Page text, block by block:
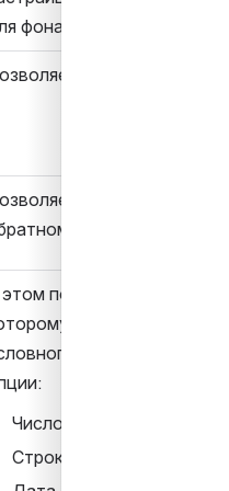
фона или для шрифта.
создать новое
изменить
направлении.
поле указывается
будет
Число;
Строка;